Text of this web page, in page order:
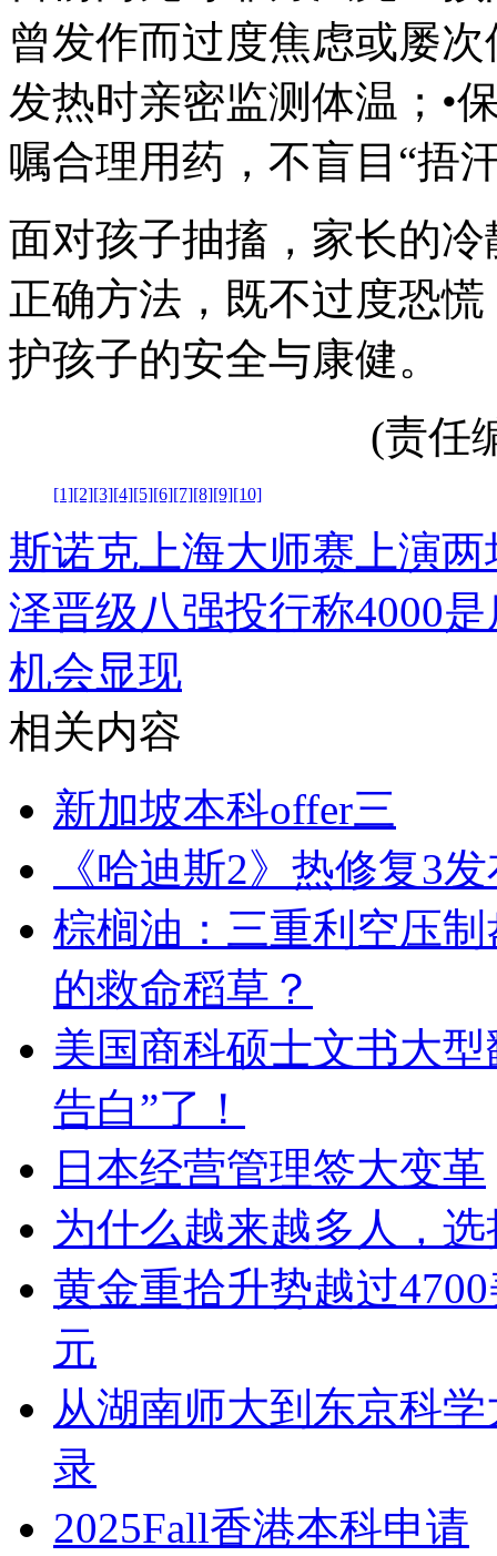
曾发作而过度焦虑或屡
发热时亲密监测体温；•
嘱合理用药，不盲目“捂
面对孩子抽搐，家长的
正确方法，既不过度恐
护孩子的安全与康健。
(责任
[1][2][3][4][5][6][7][8][9][10]
斯诺克上海大师赛上演
泽晋级八强投行称4000
机会显现
相关内容
新加坡本科offer三
《哈迪斯2》热修复3
棕榈油：三重利空压
的救命稻草？
美国商科硕士文书大
告白”了！
日本经营管理签大变革
为什么越来越多人，
黄金重拾升势越过
元
从湖南师大到东京科
录
2025Fall香港本科申请